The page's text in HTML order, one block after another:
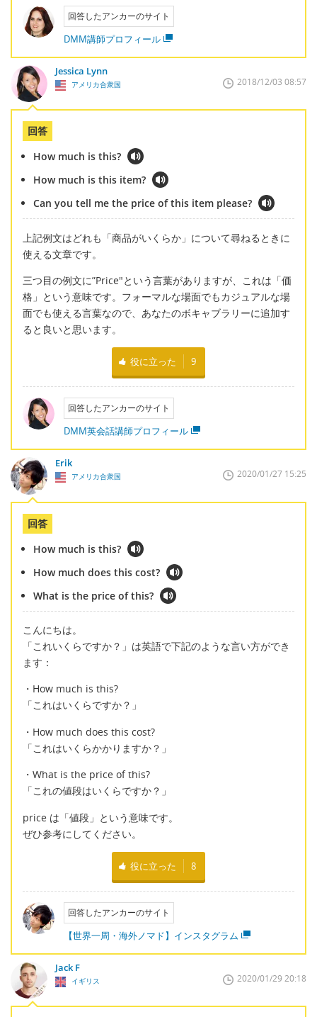
回答したアンカーのサイト
DMM講師プロフィール
Jessica Lynn
アメリカ合衆国 2018/12/03 08:57
回答
How much is this?
How much is this item?
Can you tell me the price of this item please?
上記例文はどれも「商品がいくらか」について尋ねるときに
使える文章です。
三つ目の例文に”Price"という言葉がありますが、これは「価
格」という意味です。フォーマルな場面でもカジュアルな場
面でも使える言葉なので、あなたのボキャブラリーに追加す
ると良いと思います。
役に立った 9
回答したアンカーのサイト
DMM英会話講師プロフィール
Erik
アメリカ合衆国 2020/01/27 15:25
回答
How much is this?
How much does this cost?
What is the price of this?
こんにちは。
「これいくらですか？」は英語で下記のような言い方ができ
ます：
・How much is this?
「これはいくらですか？」
・How much does this cost?
「これはいくらかかりますか？」
・What is the price of this?
「これの値段はいくらですか？」
price は「値段」という意味です。
ぜひ参考にしてください。
役に立った 8
回答したアンカーのサイト
【世界一周・海外ノマド】インスタグラム
Jack F
イギリス 2020/01/29 20:18